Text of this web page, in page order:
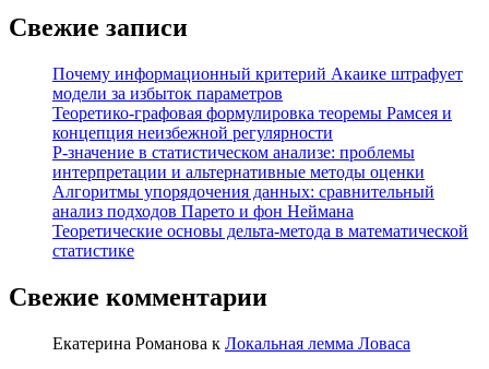
Свежие записи
Почему информационный критерий Акаике штрафует
модели за избыток параметров
Теоретико-графовая формулировка теоремы Рамсея и
концепция неизбежной регулярности
P-значение в статистическом анализе: проблемы
интерпретации и альтернативные методы оценки
Алгоритмы упорядочения данных: сравнительный
анализ подходов Парето и фон Неймана
Теоретические основы дельта-метода в математической
статистике
Свежие комментарии
Екатерина Романова к Локальная лемма Ловаса